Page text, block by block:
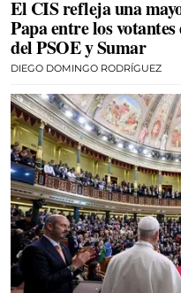
El CIS refleja una
Papa entre los
del PSOE y Sumar
DIEGO DOMINGO RODRÍGUEZ